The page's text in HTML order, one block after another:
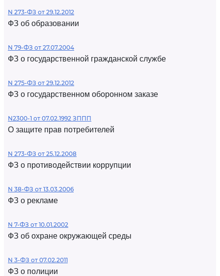
N 273-ФЗ от 29.12.2012
ФЗ об образовании
N 79-ФЗ от 27.07.2004
ФЗ о государственной гражданской службе
N 275-ФЗ от 29.12.2012
ФЗ о государственном оборонном заказе
N2300-1 от 07.02.1992 ЗППП
О защите прав потребителей
N 273-ФЗ от 25.12.2008
ФЗ о противодействии коррупции
N 38-ФЗ от 13.03.2006
ФЗ о рекламе
N 7-ФЗ от 10.01.2002
ФЗ об охране окружающей среды
N 3-ФЗ от 07.02.2011
ФЗ о полиции